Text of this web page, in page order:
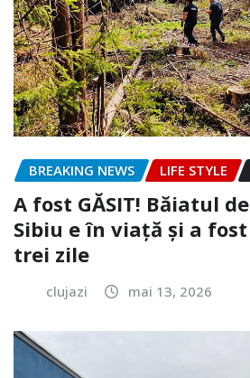
BREAKING NEWS LIFE STYLE
A fost GĂSIT! Băiatul
Sibiu e în viață și a
trei zile
clujazi mai 13, 2026